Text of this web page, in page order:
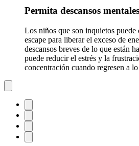
Permita descansos
Los niños que son inquietos puede
escape para liberar el exceso de
descansos breves de lo que están
puede reducir el estrés y la
concentración cuando regresen a